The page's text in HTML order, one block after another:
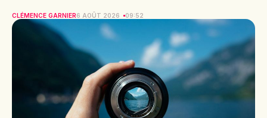
CLÉMENCE GARNIER6 AOÛT 2026 09:52